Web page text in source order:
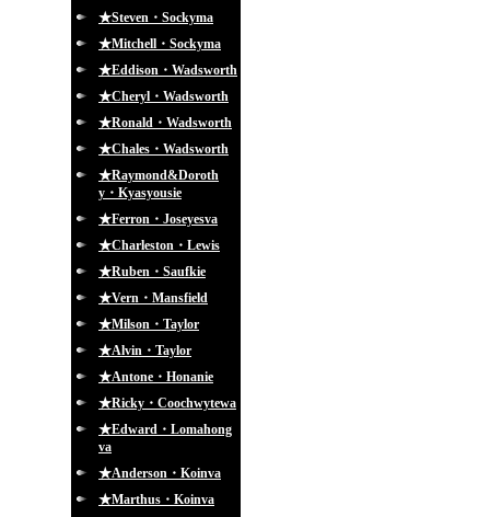
★Steven・Sockyma
★Mitchell・Sockyma
★Eddison・Wadsworth
★Cheryl・Wadsworth
★Ronald・Wadsworth
★Chales・Wadsworth
★Raymond&Doroth
y・Kyasyousie
★Ferron・Joseyesva
★Charleston・Lewis
★Ruben・Saufkie
★Vern・Mansfield
★Milson・Taylor
★Alvin・Taylor
★Antone・Honanie
★Ricky・Coochwytewa
★Edward・Lomahong
va
★Anderson・Koinva
★Marthus・Koinva